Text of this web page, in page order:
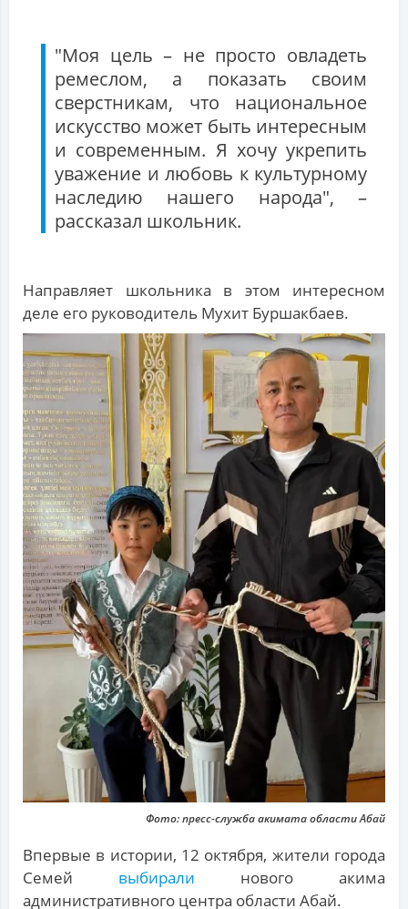
"Моя цель – не просто овладеть
ремеслом, а показать своим
сверстникам, что национальное
искусство может быть интересным
и современным. Я хочу укрепить
уважение и любовь к культурному
наследию нашего народа", –
рассказал школьник.
Направляет школьника в этом интересном
деле его руководитель Мухит Буршакбаев.
Фото: пресс-служба акимата области Абай
Впервые в истории, 12 октября, жители города
Семей выбирали нового акима
административного центра области Абай.